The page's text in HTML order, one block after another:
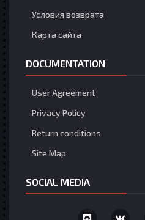
Условия возврата
Карта сайта
DOCUMENTATION
User Agreement
Privacy Policy
Return conditions
Site Map
SOCIAL MEDIA